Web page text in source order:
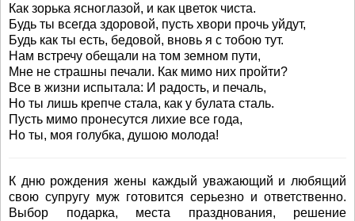
Как зорька ясноглазой, и как цветок чиста.
Будь ты всегда здоровой, пусть хвори прочь уйдут,
Будь как ты есть, бедовой, вновь я с тобою тут.
Hам встречу обещали на том земном пути,
Мне не страшны печали. Как мимо них пройти?
Все в жизни испытала: И радость, и печаль,
Hо ты лишь крепче стала, как у булата сталь.
Пусть мимо пронесутся лихие все года,
Hо ты, моя голубка, душою молода!
К дню рождения жены каждый уважающий и любящий
свою супругу муж готовится серьезно и ответственно.
Выбор подарка, места празднования, решение